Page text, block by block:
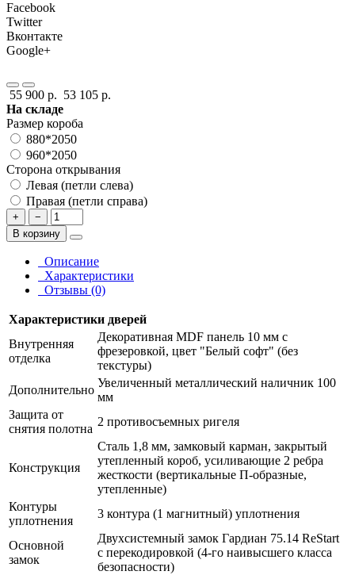
Facebook
Twitter
Вконтакте
Google+
55 900 р. 53 105 р.
На складе
Размер короба
880*2050
960*2050
Сторона открывания
Левая (петли слева)
Правая (петли справа)
+
−
В корзину
Описание
Характеристики
Отзывы (0)
Характеристики дверей
Внутренняя
отделка
Декоративная MDF панель 10 мм с
фрезеровкой, цвет "Белый софт" (без
текстуры)
Дополнительно
Увеличенный металлический наличник 100
мм
Защита от
снятия полотна
2 противосъемных ригеля
Конструкция
Сталь 1,8 мм, замковый карман, закрытый
утепленный короб, усиливающие 2 ребра
жесткости (вертикальные П-образные,
утепленные)
Контуры
уплотнения
3 контура (1 магнитный) уплотнения
Основной
замок
Двухсистемный замок Гардиан 75.14 ReStart
с перекодировкой (4-го наивысшего класса
безопасности)